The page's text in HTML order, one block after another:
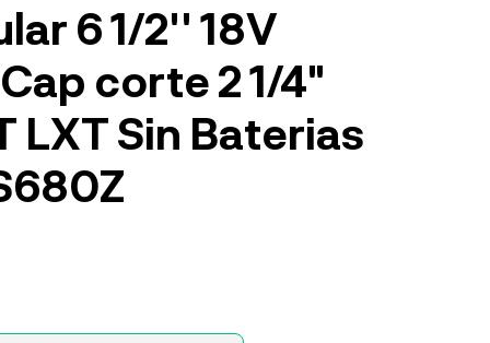
6 1/2'' 18V
corte 2 1/4"
LXT Sin Baterias